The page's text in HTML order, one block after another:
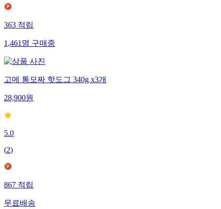
363 적립
1,461 명 구매중
고메 통모짜 핫도그 340g x3개
28,900원
5.0
(2)
867 적립
무료배송